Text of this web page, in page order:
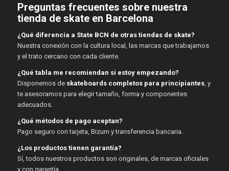
Preguntas frecuentes sobre nuestra
tienda de skate en Barcelona
¿Qué diferencia a State BCN de otras tiendas de skate?
Nuestra conexión con la cultura local, las marcas que trabajamos
y el trato cercano con cada cliente.
¿Qué tabla me recomiendan si estoy empezando?
Disponemos de skateboards completos para principiantes, y
te asesoramos para elegir tamaño, forma y componentes
adecuados.
¿Qué métodos de pago aceptan?
Pago seguro con tarjeta, Bizum y transferencia bancaria.
¿Los productos tienen garantía?
Sí, todos nuestros productos son originales, de marcas oficiales
y con garantía.